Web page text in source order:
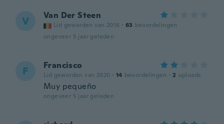
V Van Der Steen
Lid geworden van 2016 · 63 beoordelingen
ongeveer 5 jaar geleden
F Francisco
Lid geworden van 2020 · 14 beoordelingen · 2 uploads
Muy pequeño
ongeveer 5 jaar geleden